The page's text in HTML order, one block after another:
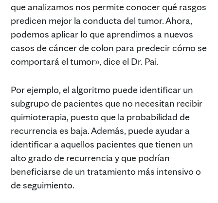
que analizamos nos permite conocer qué rasgos
predicen mejor la conducta del tumor. Ahora,
podemos aplicar lo que aprendimos a nuevos
casos de cáncer de colon para predecir cómo se
comportará el tumor», dice el Dr. Pai.
Por ejemplo, el algoritmo puede identificar un
subgrupo de pacientes que no necesitan recibir
quimioterapia, puesto que la probabilidad de
recurrencia es baja. Además, puede ayudar a
identificar a aquellos pacientes que tienen un
alto grado de recurrencia y que podrían
beneficiarse de un tratamiento más intensivo o
de seguimiento.